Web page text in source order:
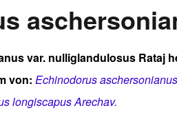
var. nulliglandulosus Rataj
von: Echinodorus
longiscapus Arechav.